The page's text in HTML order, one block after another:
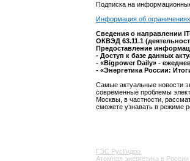
Подписка на
Информация об ограничениях
Сведения о направлении
ОКВЭД 63.11.1
Предоставление
- Доступ к базе данных
- «Bigpower Daily» -
- «Энергетика России:
Самые актуальные новости
современные проблемы
Москвы, в частности,
сможете узнавать в режиме
ГЭС РусГидро
Атомная энергетика в России